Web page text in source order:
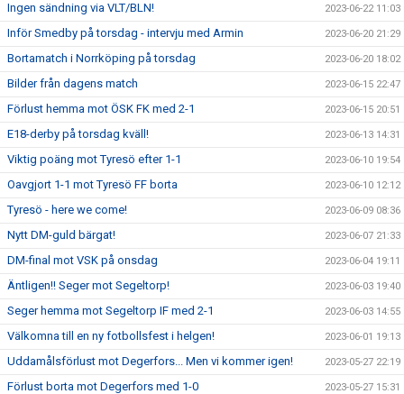
Ingen sändning via VLT/BLN! 2023-06-22 11:03
Inför Smedby på torsdag - intervju med Armin 2023-06-20 21:29
Bortamatch i Norrköping på torsdag 2023-06-20 18:02
Bilder från dagens match 2023-06-15 22:47
Förlust hemma mot ÖSK FK med 2-1 2023-06-15 20:51
E18-derby på torsdag kväll! 2023-06-13 14:31
Viktig poäng mot Tyresö efter 1-1 2023-06-10 19:54
Oavgjort 1-1 mot Tyresö FF borta 2023-06-10 12:12
Tyresö - here we come! 2023-06-09 08:36
Nytt DM-guld bärgat! 2023-06-07 21:33
DM-final mot VSK på onsdag 2023-06-04 19:11
Äntligen!! Seger mot Segeltorp! 2023-06-03 19:40
Seger hemma mot Segeltorp IF med 2-1 2023-06-03 14:55
Välkomna till en ny fotbollsfest i helgen! 2023-06-01 19:13
Uddamålsförlust mot Degerfors... Men vi kommer igen! 2023-05-27 22:19
Förlust borta mot Degerfors med 1-0 2023-05-27 15:31